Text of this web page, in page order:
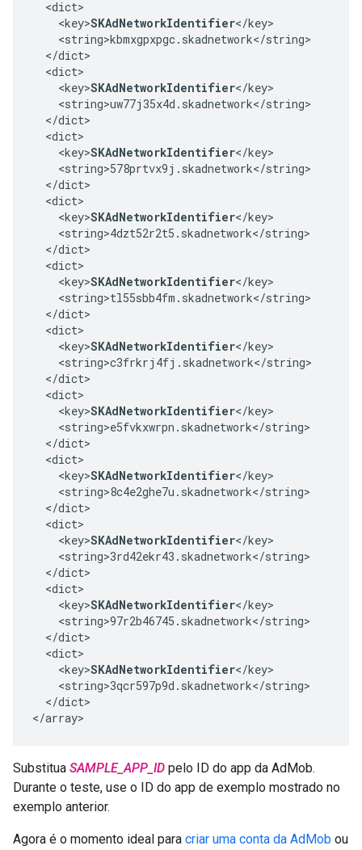
  <dict>
    <key>
SKAdNetworkIdentifier</key>
    <string>kbmxgpxpgc.skadnetwork</string>
  </dict>
  <dict>
    <key>
SKAdNetworkIdentifier</key>
    <string>uw77j35x4d.skadnetwork</string>
  </dict>
  <dict>
    <key>
SKAdNetworkIdentifier</key>
    <string>578prtvx9j.skadnetwork</string>
  </dict>
  <dict>
    <key>
SKAdNetworkIdentifier</key>
    <string>4dzt52r2t5.skadnetwork</string>
  </dict>
  <dict>
    <key>
SKAdNetworkIdentifier</key>
    <string>tl55sbb4fm.skadnetwork</string>
  </dict>
  <dict>
    <key>
SKAdNetworkIdentifier</key>
    <string>c3frkrj4fj.skadnetwork</string>
  </dict>
  <dict>
    <key>
SKAdNetworkIdentifier</key>
    <string>e5fvkxwrpn.skadnetwork</string>
  </dict>
  <dict>
    <key>
SKAdNetworkIdentifier</key>
    <string>8c4e2ghe7u.skadnetwork</string>
  </dict>
  <dict>
    <key>
SKAdNetworkIdentifier</key>
    <string>3rd42ekr43.skadnetwork</string>
  </dict>
  <dict>
    <key>
SKAdNetworkIdentifier</key>
    <string>97r2b46745.skadnetwork</string>
  </dict>
  <dict>
    <key>
SKAdNetworkIdentifier</key>
    <string>3qcr597p9d.skadnetwork</string>
  </dict>
</array>
Substitua SAMPLE_APP_ID pelo ID do app da AdMob.
Durante o teste, use o ID do app de exemplo mostrado no
exemplo anterior.
Agora é o momento ideal para criar uma conta da AdMob ou